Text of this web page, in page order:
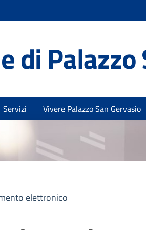
di Palazzo
Servizi Vivere Palazzo San Gervasio
elettronico